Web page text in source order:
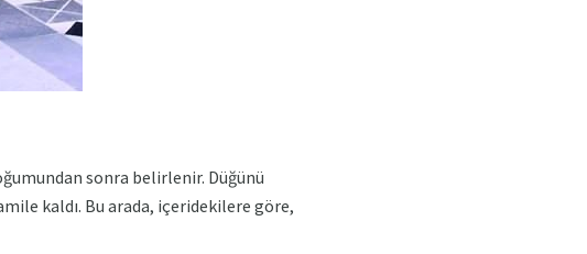
sonra belirlenir. Düğünü
kaldı. Bu arada, içeridekilere göre,